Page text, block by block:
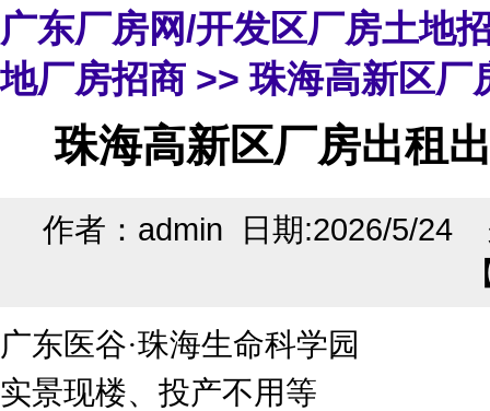
广东厂房网/开发区厂房土地
地厂房招商 >> 珠海高新区厂
珠海高新区厂房出租
作者：admin 日期:2026/5/24
广东医谷·珠海生命科学园
实景现楼、投产不用等